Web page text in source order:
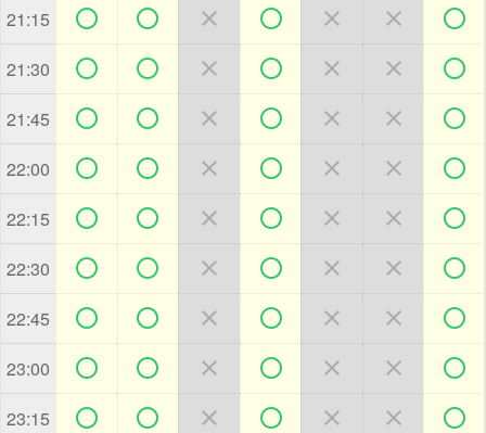
21:15       
21:30       
21:45       
22:00       
22:15       
22:30       
22:45       
23:00       
23:15       